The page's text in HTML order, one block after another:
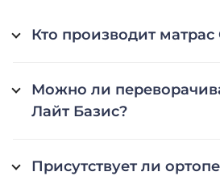
Кто производит
Можно ли
Лайт Базис?
Присутствует ли